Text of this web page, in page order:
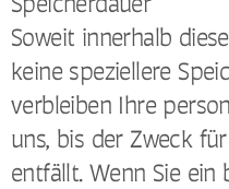
Soweit innerhalb
keine speziellere
verbleiben Ihre
uns, bis der Zweck
entfällt. Wenn Sie ein